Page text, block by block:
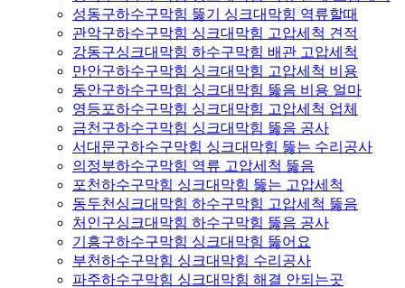
성동구하수구막힘 뚫기 싱크대막힘 역류할때
관악구하수구막힘 싱크대막힘 고압세척 견적
강동구싱크대막힘 하수구막힘 배관 고압세척
만안구하수구막힘 싱크대막힘 고압세척 비용
동안구하수구막힘 싱크대막힘 뚫음 비용 얼마
영등포하수구막힘 싱크대막힘 고압세척 업체
금천구하수구막힘 싱크대막힘 뚫음 공사
서대문구하수구막힘 싱크대막힘 뚫는 수리공사
의정부하수구막힘 역류 고압세척 뚫음
포천하수구막힘 싱크대막힘 뚫는 고압세척
동두천싱크대막힘 하수구막힘 고압세척 뚫음
처인구싱크대막힘 하수구막힘 뚫음 공사
기흥구하수구막힘 싱크대막힘 뚫어요
부천하수구막힘 싱크대막힘 수리공사
파주하수구막힘 싱크대막힘 해결 안되는곳